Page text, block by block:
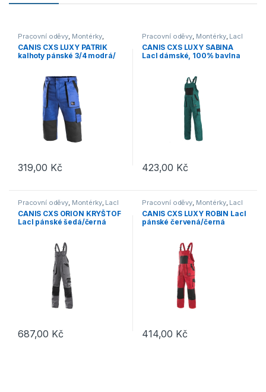
Pracovní oděvy, Montérky,
Kraťasy
CANIS CXS LUXY PATRIK
kalhoty pánské 3/4 modrá/
319,00 Kč
Tento produkt má více variant. Možnosti lze vybrat na stránce
Pracovní oděvy, Montérky, Lacl
CANIS CXS LUXY SABINA
Lacl dámské, 100% bavlna
423,00 Kč
Tento produkt má více
Pracovní oděvy Montérky, Lacl
CANIS CXS ORION KRYŠTOF
Lacl pánské šedá/černá
687,00 Kč
Tento produkt má více variant. Možnosti lze vybrat na stránce
Pracovní oděvy Montérky, Lacl
CANIS CXS LUXY ROBIN Lacl
pánské červená/černá
414,00 Kč
Tento produkt má více